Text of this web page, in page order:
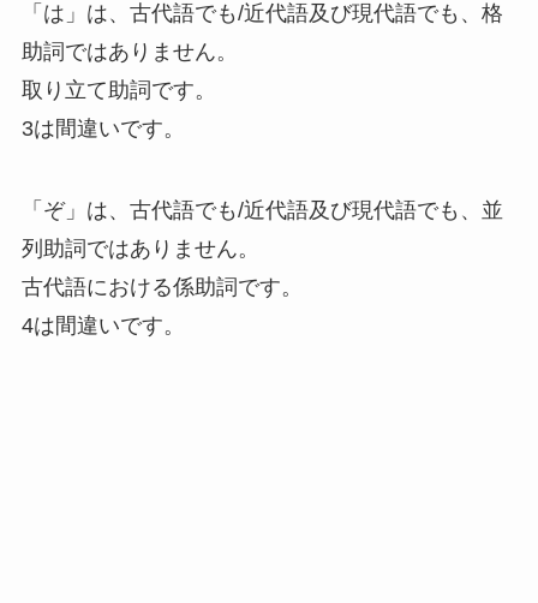
「は」は、古代語でも/近代語及び現代語でも、格
助詞ではありません。
取り立て助詞です。
3は間違いです。
「ぞ」は、古代語でも/近代語及び現代語でも、並
列助詞ではありません。
古代語における係助詞です。
4は間違いです。